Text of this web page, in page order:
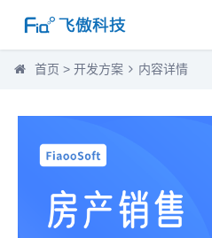
首页 > 开发方案 内容详情